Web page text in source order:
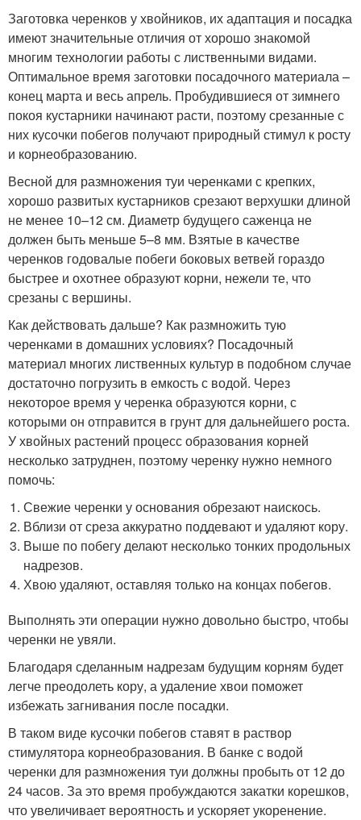
Заготовка черенков у хвойников, их адаптация и посадка
имеют значительные отличия от хорошо знакомой
многим технологии работы с лиственными видами.
Оптимальное время заготовки посадочного материала –
конец марта и весь апрель. Пробудившиеся от зимнего
покоя кустарники начинают расти, поэтому срезанные с
них кусочки побегов получают природный стимул к росту
и корнеобразованию.
Весной для размножения туи черенками с крепких,
хорошо развитых кустарников срезают верхушки длиной
не менее 10–12 см. Диаметр будущего саженца не
должен быть меньше 5–8 мм. Взятые в качестве
черенков годовалые побеги боковых ветвей гораздо
быстрее и охотнее образуют корни, нежели те, что
срезаны с вершины.
Как действовать дальше? Как размножить тую
черенками в домашних условиях? Посадочный
материал многих лиственных культур в подобном случае
достаточно погрузить в емкость с водой. Через
некоторое время у черенка образуются корни, с
которыми он отправится в грунт для дальнейшего роста.
У хвойных растений процесс образования корней
несколько затруднен, поэтому черенку нужно немного
помочь:
Свежие черенки у основания обрезают наискось.
Вблизи от среза аккуратно поддевают и удаляют кору.
Выше по побегу делают несколько тонких продольных
надрезов.
Хвою удаляют, оставляя только на концах побегов.
Выполнять эти операции нужно довольно быстро, чтобы
черенки не увяли.
Благодаря сделанным надрезам будущим корням будет
легче преодолеть кору, а удаление хвои поможет
избежать загнивания после посадки.
В таком виде кусочки побегов ставят в раствор
стимулятора корнеобразования. В банке с водой
черенки для размножения туи должны пробыть от 12 до
24 часов. За это время пробуждаются закатки корешков,
что увеличивает вероятность и ускоряет укоренение.